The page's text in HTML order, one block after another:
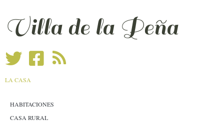
Villa de la Peña
LA CASA
HABITACIONES
CASA RURAL